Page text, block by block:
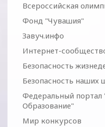
Всероссийская
Фонд "Чувашия"
Завуч.инфо
Интернет-
Безопасность
Безопасность наших
Федеральный портал
Образование"
Мир конкурсов